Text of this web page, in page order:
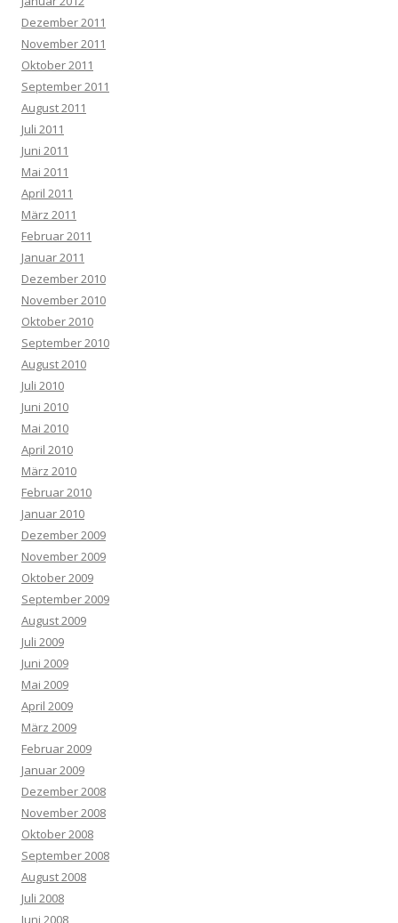
Dezember 2011
November 2011
Oktober 2011
September 2011
August 2011
Juli 2011
Juni 2011
Mai 2011
April 2011
März 2011
Februar 2011
Januar 2011
Dezember 2010
November 2010
Oktober 2010
September 2010
August 2010
Juli 2010
Juni 2010
Mai 2010
April 2010
März 2010
Februar 2010
Januar 2010
Dezember 2009
November 2009
Oktober 2009
September 2009
August 2009
Juli 2009
Juni 2009
Mai 2009
April 2009
März 2009
Februar 2009
Januar 2009
Dezember 2008
November 2008
Oktober 2008
September 2008
August 2008
Juli 2008
Juni 2008